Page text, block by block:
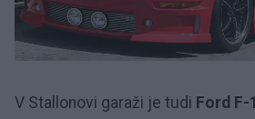
V Stallonovi garaži je tudi Ford